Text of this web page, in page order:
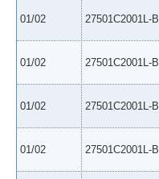
01/02 27501C2001L-
01/02 27501C2001L-
01/02 27501C2001L-
01/02 27501C2001L-